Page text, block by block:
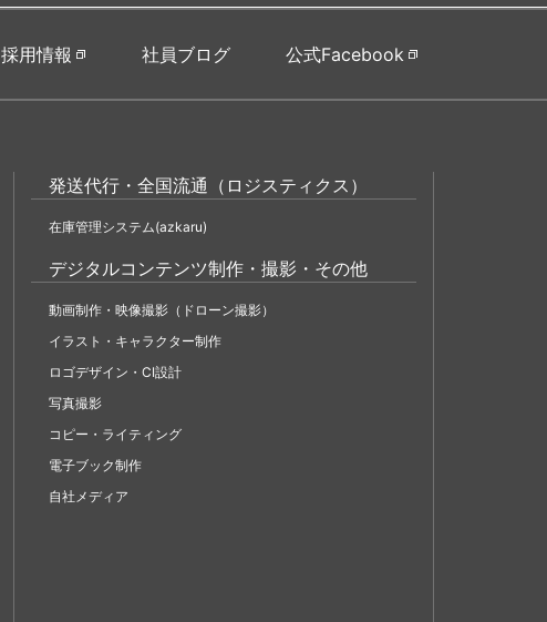
採用情報 社員ブログ 公式Facebook
発送代行・全国流通（ロジスティクス）
在庫管理システム(azkaru)
デジタルコンテンツ制作・撮影・その他
動画制作・映像撮影（ドローン撮影）
イラスト・キャラクター制作
ロゴデザイン・CI設計
写真撮影
コピー・ライティング
電子ブック制作
自社メディア